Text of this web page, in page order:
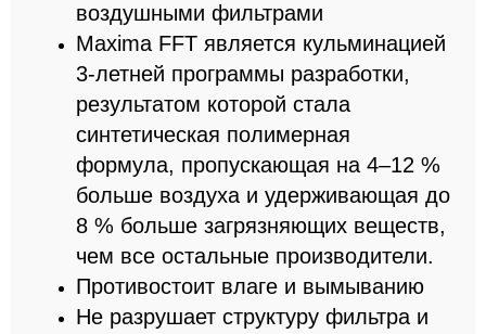
воздушными фильтрами
Maxima FFT является кульминацией
3-летней программы разработки,
результатом которой стала
синтетическая полимерная
формула, пропускающая на 4–12 %
больше воздуха и удерживающая до
8 % больше загрязняющих веществ,
чем все остальные производители.
Противостоит влаге и вымыванию
Не разрушает структуру фильтра и